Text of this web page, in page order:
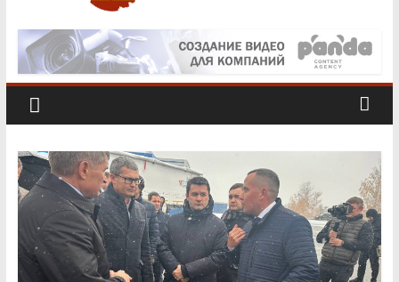
африканского сома втрое
«Юнител Инжиниринг» вложит 1,3 млрд рублей в
производство в Чебоксарах
Деловая
Чувашия.
Новости
бизнеса
и